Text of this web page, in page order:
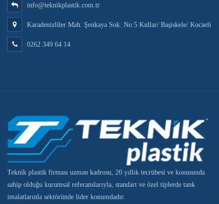
info@teknikplastik.com.tr
Karadenizliler Mah. Şenkaya Sok. No:5 Kullar/ Başiskele/ Kocaeli
0262 349 64 14
Teknik plastik firması uzman kadrosu, 20 yıllık tecrübesi ve konusunda
sahip olduğu kurumsal referanslarıyla, standart ve özel tiplerde tank
imalatlarınla sektöründe lider konumdadır.